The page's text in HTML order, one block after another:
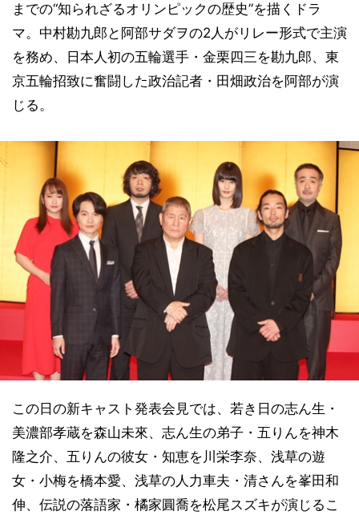
までの“知られざるオリンピックの歴史”を描くドラ
マ。中村勘九郎と阿部サダヲの2人がリレー形式で主演
を務め、日本人初の五輪選手・金栗四三を勘九郎、東
京五輪招致に奮闘した政治記者・田畑政治を阿部が演
じる。
この日の新キャスト発表会見では、若き日の志ん生・
美濃部孝蔵を森山未來、志ん生の弟子・五りんを神木
隆之介、五りんの彼女・知恵を川栄李奈、浅草の遊
女・小梅を橋本愛、浅草の人力車夫・清さんを峯田和
伸、伝説の落語家・橘家圓喬を松尾スズキが演じるこ